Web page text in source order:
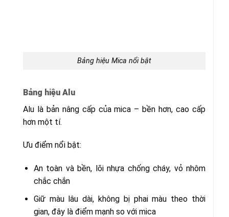
Bảng hiệu Mica nổi bật
Bảng hiệu Alu
Alu là bản nâng cấp của mica – bền hơn, cao cấp
hơn một tí.
Ưu điểm nổi bật:
An toàn và bền, lõi nhựa chống cháy, vỏ nhôm
chắc chắn
Giữ màu lâu dài, không bị phai màu theo thời
gian, đây là điểm mạnh so với mica